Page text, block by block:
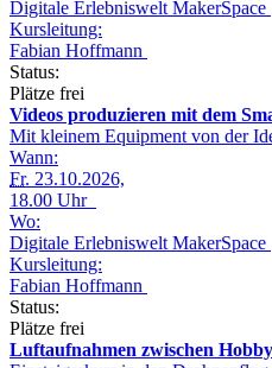
Digitale Erlebniswelt MakerSpace
Kursleitung:
Fabian Hoffmann
Status:
Plätze frei
Videos produzieren mit dem
Mit kleinem Equipment von der
Wann:
Fr. 23.10.2026,
18.00 Uhr
Wo:
Digitale Erlebniswelt MakerSpace
Kursleitung:
Fabian Hoffmann
Status:
Plätze frei
Luftaufnahmen zwischen